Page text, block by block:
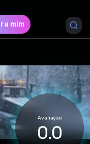
mim
Avaliação
0.0